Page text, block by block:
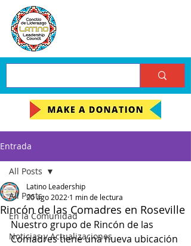
Entrada
All Posts
En la Comunidad
Noticias y Actualizaciones
All Posts
Rincón de las Comadres en Roseville
Latino Leadership
20 ago 2022 1 min de lectura
Nuestro grupo de Rincón de las
Comadres tiene una nueva ubicación